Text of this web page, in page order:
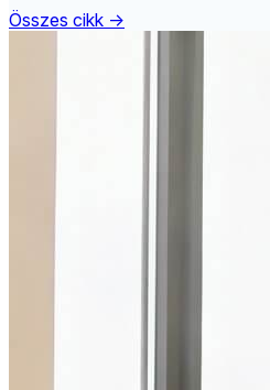
Összes cikk →